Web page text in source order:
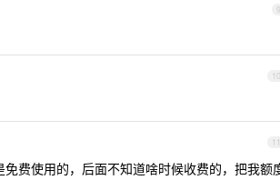
9
10
11
费使用的，后面不知道啥时候收费的，把我额